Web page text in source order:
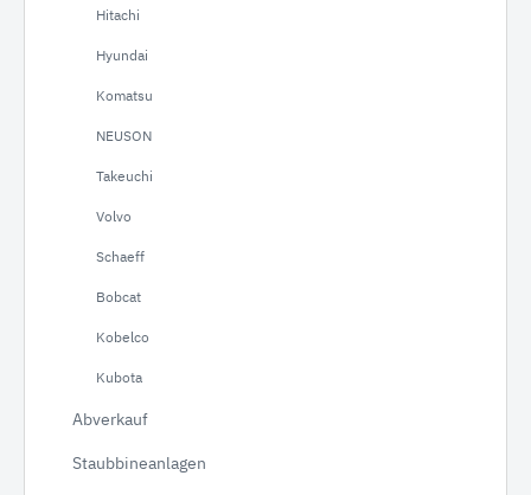
Hitachi
Hyundai
Komatsu
NEUSON
Takeuchi
Volvo
Schaeff
Bobcat
Kobelco
Kubota
Abverkauf
Staubbineanlagen